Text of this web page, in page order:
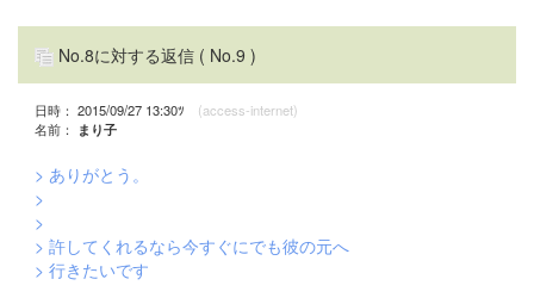
No.8に対する返信 ( No.9 )
日時： 2015/09/27 13:30ﾂ (access-internet)
名前：
まり子
> ありがとう。
>
>
> 許してくれるなら今すぐにでも彼の元へ
> 行きたいです